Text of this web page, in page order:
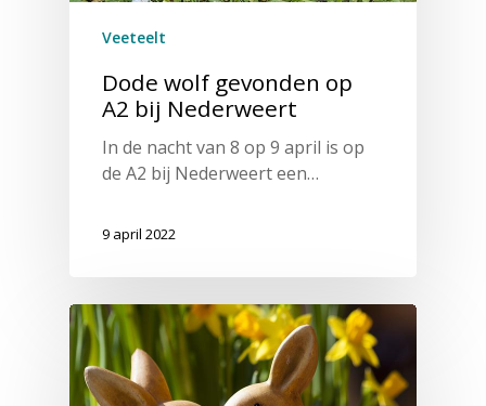
Veeteelt
Dode wolf ge­von­den op
A2 bij Ne­der­weert
In de nacht van 8 op 9 april is op
de A2 bij Nederweert een…
9 april 2022